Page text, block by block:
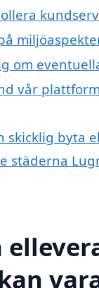
om
vår
skicklig byta
städerna